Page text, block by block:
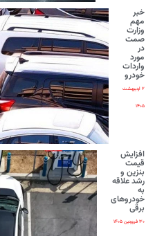
خبر
مهم
وزارت
صمت
در
مورد
واردات
خودرو
۲ اردیبهشت
۱۴۰۵
افزایش
قیمت
بنزین و
رشد علاقه
به
خودروهای
برقی
۳۰ فروردین ۱۴۰۵